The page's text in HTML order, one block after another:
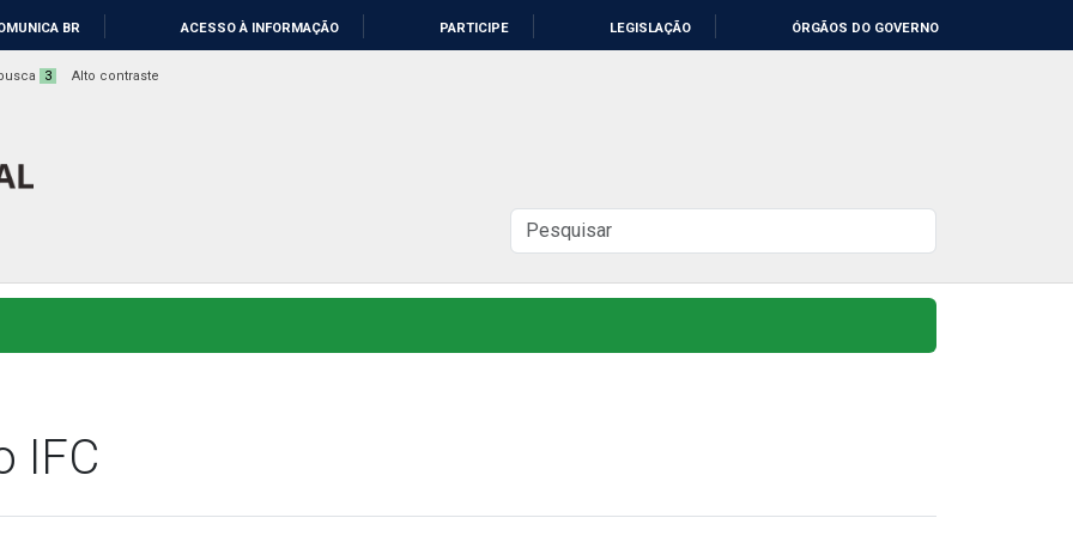
BR ACESSO À INFORMAÇÃO PARTICIPE LEGISLAÇÃO ÓRGÃOS DO GOVERNO
3 Alto contraste
Buscar
no
IFC